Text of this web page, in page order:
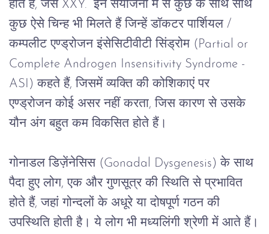
होते हैं, जैसे XXY. इन संयोजनों में से कुछ के साथ साथ
कुछ ऐसे चिन्ह भी मिलते हैं जिन्हें डॉकटर पार्शियल /
कम्पलीट एण्ड्रोजन इंसेसिटीवीटी सिंड्रोम (Partial or
Complete Androgen Insensitivity Syndrome -
ASI) कहते हैं, जिसमें व्यक्ति की कोशिकाएं पर
एण्ड्रोजन कोई असर नहीं करता, जिस कारण से उसके
यौन अंग बहुत कम विकसित होते हैं।
गोनाडल डिज़ेंनेसिस (Gonadal Dysgenesis) के साथ
पैदा हुए लोग, एक और गुणसूत्र की स्थिति से प्रभावित
होते हैं, जहां गोन्दलों के अधूरे या दोषपूर्ण गठन की
उपस्थिति होती है। ये लोग भी मध्यलिंगी श्रेणी में आते हैं।